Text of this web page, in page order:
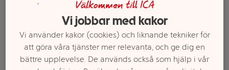
Balsam Botanique
Balsam Honey
Välkommen till ICA
Vi jobbar med kakor
Vi använder kakor (cookies) och liknande tekniker för
att göra våra tjänster mer relevanta, och ge dig en
bättre upplevelse. De används också som hjälp i vår